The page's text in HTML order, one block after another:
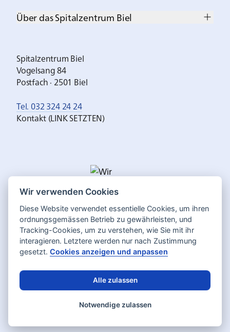
Über das Spitalzentrum Biel
Spitalzentrum Biel
Vogelsang 84
Postfach · 2501 Biel
Tel. 032 324 24 24
Kontakt (LINK SETZTEN)
Deutsch Français
Impressum
Wir verwenden Cookies
Diese Website verwendet essentielle Cookies, um ihren
ordnungsgemässen Betrieb zu gewährleisten, und
Tracking-Cookies, um zu verstehen, wie Sie mit ihr
interagieren. Letztere werden nur nach Zustimmung
gesetzt.Cookies anzeigen und anpassen
Alle zulassen
Notwendige zulassen